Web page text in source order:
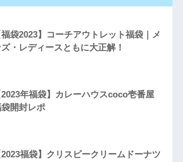
福袋2023】コーチアウトレット福袋｜メ
ズ・レディースともに大正解！
2023年福袋】カレーハウスcoco壱番屋
開封レポ
2023福袋】クリスピークリームドーナツ